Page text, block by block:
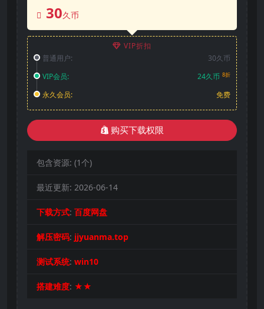
30久币
VIP折扣
普通用户:
30久币
VIP会员:
24久币 8折
永久会员: 免费
购买下载权限
包含资源: (1个)
最近更新: 2026-06-14
下载方式: 百度网盘
解压密码: jjyuanma.top
测试系统: win10
搭建难度: ★★